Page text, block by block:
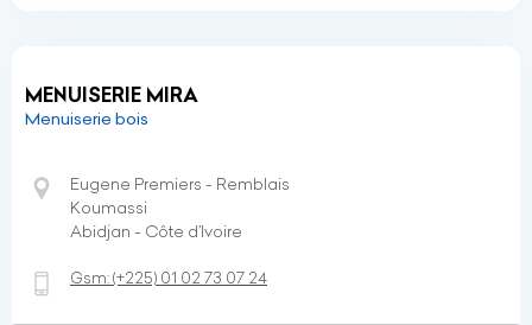
MENUISERIE MIRA
Menuiserie bois
Eugene Premiers - Remblais
Koumassi
Abidjan - Côte d’Ivoire
Gsm:(+225) 01 02 73 07 24